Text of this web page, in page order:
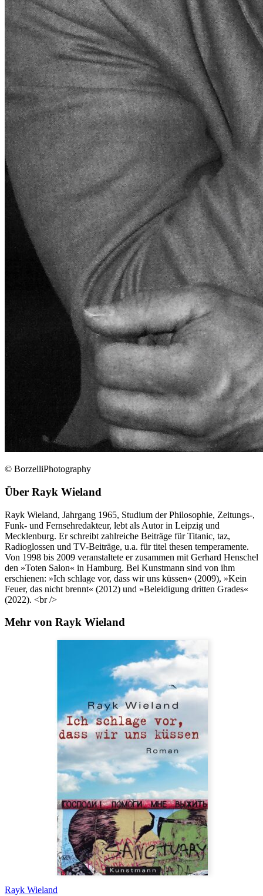
© BorzelliPhotography
Über Rayk Wieland
Rayk Wieland, Jahrgang 1965, Studium der Philosophie, Zeitungs-,
Funk- und Fernsehredakteur, lebt als Autor in Leipzig und
Mecklenburg. Er schreibt zahlreiche Beiträge für Titanic, taz,
Radioglossen und TV-Beiträge, u.a. für titel thesen temperamente.
Von 1998 bis 2009 veranstaltete er zusammen mit Gerhard Henschel
den »Toten Salon« in Hamburg. Bei Kunstmann sind von ihm
erschienen: »Ich schlage vor, dass wir uns küssen« (2009), »Kein
Feuer, das nicht brennt« (2012) und »Beleidigung dritten Grades«
(2022). <br />
Mehr von Rayk Wieland
Rayk Wieland